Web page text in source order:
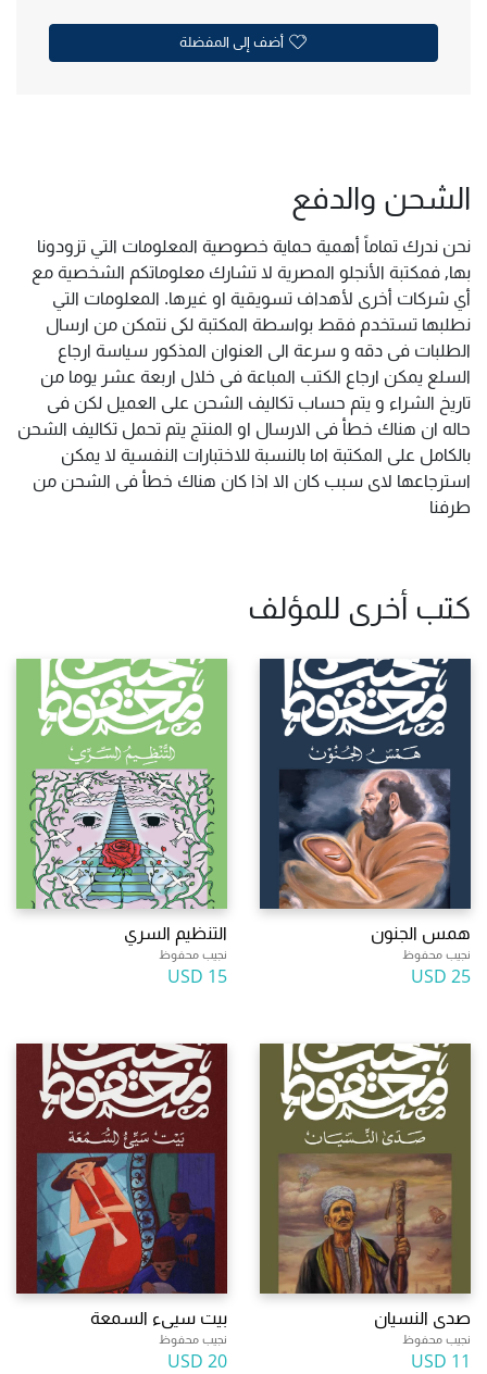
أضف إلى المفضلة
الشحن والدفع
نحن ندرك تماماً أهمية حماية خصوصية المعلومات التي تزودونا
بها, فمكتبة الأنجلو المصرية لا تشارك معلوماتكم الشخصية مع
أي شركات أخرى لأهداف تسويقية او غيرها. المعلومات التي
نطلبها تستخدم فقط بواسطة المكتبة لكى نتمكن من ارسال
الطلبات فى دقه و سرعة الى العنوان المذكور سياسة ارجاع
السلع يمكن ارجاع الكتب المباعة فى خلال اربعة عشر يوما من
تاريخ الشراء و يتم حساب تكاليف الشحن على العميل لكن فى
حاله ان هناك خطأ فى الارسال او المنتج يتم تحمل تكاليف الشحن
بالكامل على المكتبة اما بالنسبة للاختبارات النفسية لا يمكن
استرجاعها لاى سبب كان الا اذا كان هناك خطأ فى الشحن من
طرفنا
كتب أخرى للمؤلف
همس الجنون
نجيب محفوظ
25 USD
التنظيم السري
نجيب محفوظ
15 USD
صدى النسيان
نجيب محفوظ
11 USD
بيت سيىء السمعة
نجيب محفوظ
20 USD